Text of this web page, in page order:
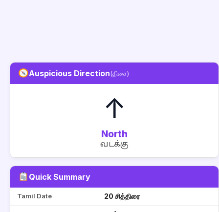
Auspicious Direction(திசை)
↑
North
வடக்கு
Quick Summary
Tamil Date 20 சித்திரை